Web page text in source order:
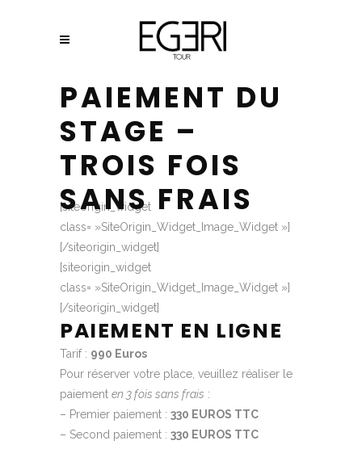
PAIEMENT DU
STAGE –
TROIS FOIS
SANS FRAIS
[siteorigin_widget
class= »SiteOrigin_Widget_Image_Widget »]
[/siteorigin_widget]
[siteorigin_widget
class= »SiteOrigin_Widget_Image_Widget »]
[/siteorigin_widget]
PAIEMENT EN LIGNE
Tarif : 990 Euros
Pour réserver votre place, veuillez réaliser le
paiement en 3 fois sans frais :
– Premier paiement : 330 EUROS TTC
– Second paiement : 330 EUROS TTC